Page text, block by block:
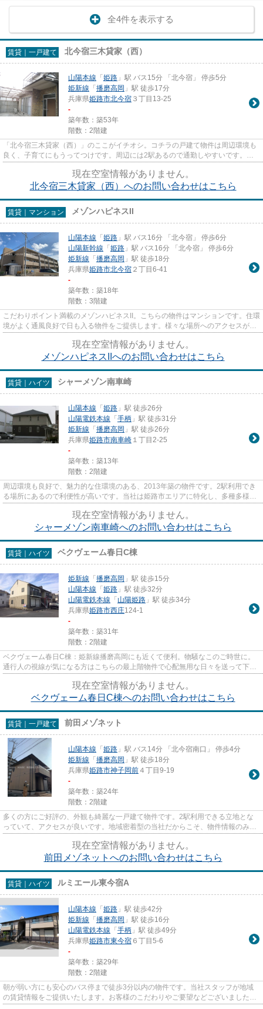
全4件を表示する
賃貸｜一戸建て 北今宿三木貸家（西）
山陽本線 「姫路 」駅 バス15分 「北今宿」 停歩5分
姫新線 「播磨高岡 」駅 徒歩17分
兵庫県姫路市北今宿 ３丁目13-25
-
築年数：築53年
階数：2階建
「北今宿三木貸家（西）」のここがイチオシ。コチラの戸建て物件は周辺環境も
良く、子育てにもうってつけです。周辺には2駅あるので通勤しやすいです。あ
なたにとってベストな物件を見...
現在空室情報がありません。
北今宿三木貸家（西）へのお問い合わせはこちら
賃貸｜マンション メゾンハピネスII
山陽本線 「姫路 」駅 バス16分 「北今宿」 停歩6分
山陽新幹線 「姫路 」駅 バス16分 「北今宿」 停歩6分
姫新線 「播磨高岡 」駅 徒歩18分
兵庫県姫路市北今宿 ２丁目6-41
-
築年数：築18年
階数：3階建
こだわりポイント満載のメゾンハピネスII。こちらの物件はマンションです。住環
境がよく通風良好で日も入る物件をご提供します。様々な場所へのアクセスがし
やすくなる2駅利用可能な物...
現在空室情報がありません。
メゾンハピネスIIへのお問い合わせはこちら
賃貸｜ハイツ シャーメゾン南車崎
山陽本線 「姫路 」駅 徒歩26分
山陽電鉄本線 「手柄 」駅 徒歩31分
姫新線 「播磨高岡 」駅 徒歩26分
兵庫県姫路市南車崎 １丁目2-25
-
築年数：築13年
階数：2階建
周辺環境も良好で、魅力的な住環境のある、2013年築の物件です。2駅利用でき
る場所にあるので利便性が高いです。当社は姫路市エリアに特化し、多種多様な
賃貸物件情報を豊富に取り扱っ...
現在空室情報がありません。
シャーメゾン南車崎へのお問い合わせはこちら
賃貸｜ハイツ ベクヴェーム春日C棟
姫新線 「播磨高岡 」駅 徒歩15分
山陽本線 「姫路 」駅 徒歩32分
山陽電鉄本線 「山陽姫路 」駅 徒歩34分
兵庫県姫路市西庄124-1
-
築年数：築31年
階数：2階建
ベクヴェーム春日C棟：姫新線播磨高岡にも近くて便利。物騒なこのご時世に。
通行人の視線が気になる方はこちらの最上階物件で心配無用な日々を送って下さ
い。駅まで徒歩15分とお出かけ...
現在空室情報がありません。
ベクヴェーム春日C棟へのお問い合わせはこちら
賃貸｜一戸建て 前田メゾネット
山陽本線 「姫路 」駅 バス14分 「北今宿南口」 停歩4分
姫新線 「播磨高岡 」駅 徒歩18分
兵庫県姫路市神子岡前 ４丁目9-19
-
築年数：築24年
階数：2階建
多くの方にご好評の、外観も綺麗な一戸建て物件です。2駅利用できる立地とな
っていて、アクセスが良いです。地域密着型の当社だからこそ、物件情報のみな
らず姫路市や山陽本線姫路付近...
現在空室情報がありません。
前田メゾネットへのお問い合わせはこちら
賃貸｜ハイツ ルミエール東今宿A
山陽本線 「姫路 」駅 徒歩42分
姫新線 「播磨高岡 」駅 徒歩16分
山陽電鉄本線 「手柄 」駅 徒歩49分
兵庫県姫路市東今宿 ６丁目5-6
-
築年数：築29年
階数：2階建
朝が弱い方にも安心のバス停まで徒歩3分以内の物件です。当社スタッフが地域
の賃貸情報をご提供いたします。お客様のこだわりやご要望などございました
ら、お気軽に当社へお問い合わせ...